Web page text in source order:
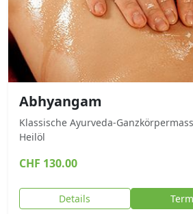
Abhyangam
Klassische Ayurveda-
Heilöl
CHF 130.00
Details